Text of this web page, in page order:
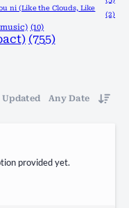
ni (Like the Clouds, Like
(2)
(10)
(755)
Updated Any Date
provided yet.